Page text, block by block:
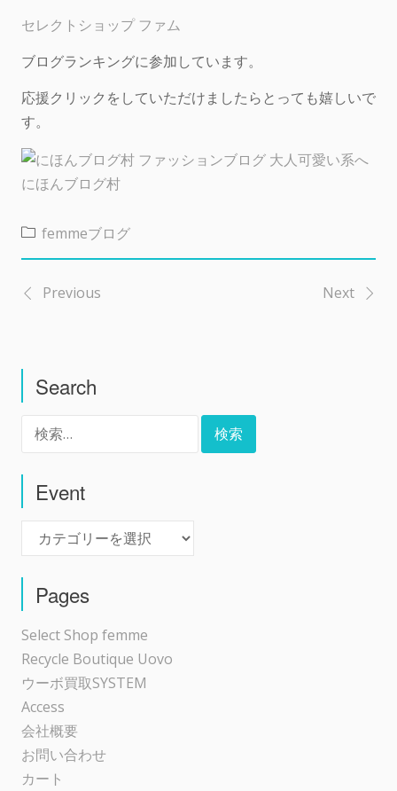
セレクトショップ ファム
ブログランキングに参加しています。
応援クリックをしていただけましたらとっても嬉しいで
す。
にほんブログ村
femmeブログ
投
ナ
ビ
ゲ
ー
シ
ョ
ン
Previous Next
Search
Event
Pages
Select Shop femme
Recycle Boutique Uovo
ウーボ買取SYSTEM
Access
会社概要
お問い合わせ
カート